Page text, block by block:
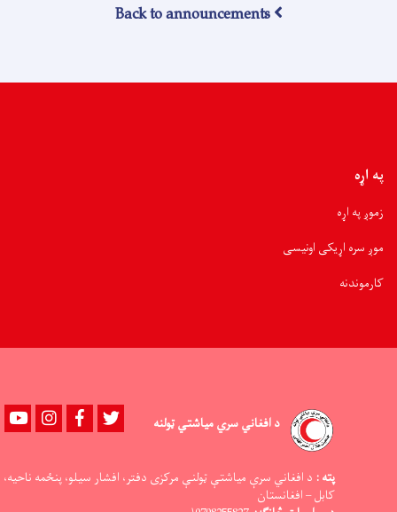
Back to announcements
په اړه
زموږ په اړه
موږ سره اړیکی اونیسی
کارموندنه
د افغاني سري میاشتي ټولنه YoutubeinstagramFacebook Twitter
پته : د افغاني سرې میاشتې ټولنې مرکزی دفتر، افشار سیلو، پنځمه ناحیه،
کابل – افغانستان